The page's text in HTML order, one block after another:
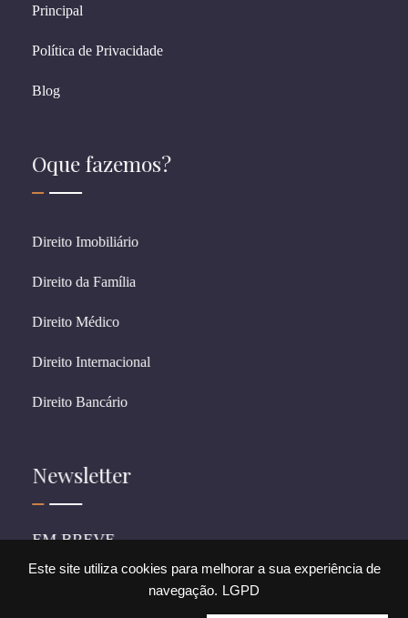
Este site utiliza cookies para melhorar a sua experiência de
navegação. LGPD
Principal
Política de Privacidade
Blog
Oque fazemos?
Direito Imobiliário
Direito da Família
Direito Médico
Direito Internacional
Direito Bancário
Newsletter
EM BREVE